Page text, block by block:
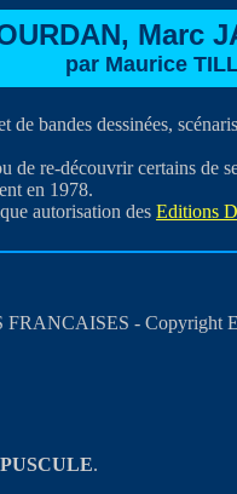
Marc
par Maurice
de bandes dessinées,
de re-découvrir certains de
en 1978.
autorisation des Editions
FRANCAISES - Copyright
.